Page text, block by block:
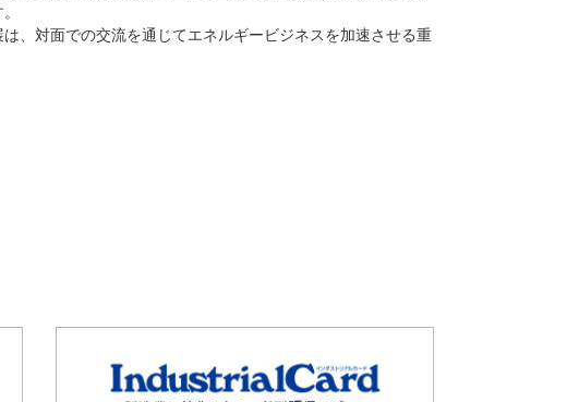
、対面での交流を通じてエネルギービジネスを加速させる重